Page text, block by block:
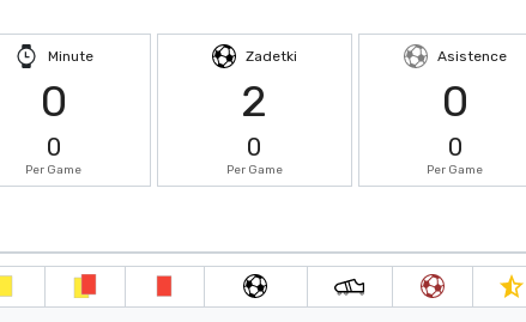
Minute
0
0
Per Game
Zadetki
2
0
Per Game
Asistence
0
0
Per Game